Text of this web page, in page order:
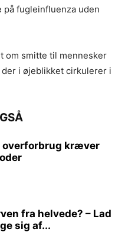
fugleinfluenza uden
om smitte til mennesker
i øjeblikket cirkulerer i
overforbrug kræver
fra helvede? – Lad
sig af...